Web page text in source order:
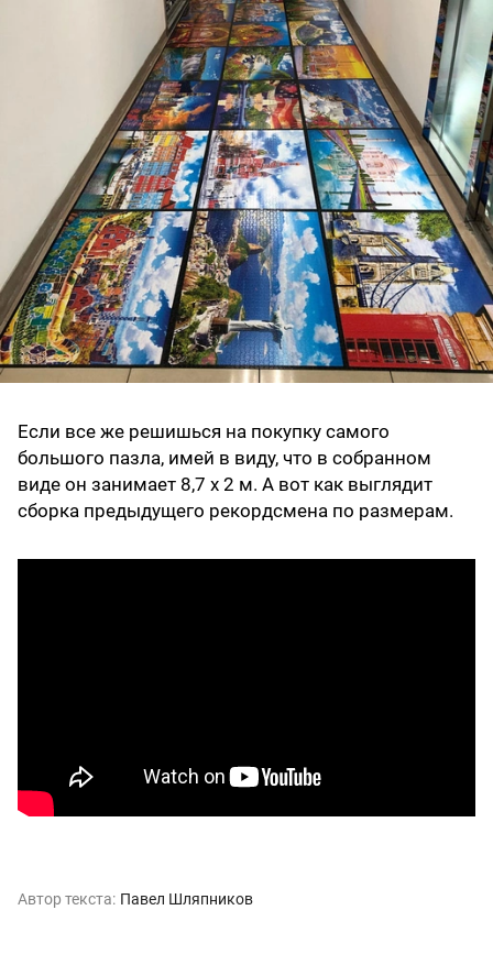
Если все же решишься на покупку самого
большого пазла, имей в виду, что в собранном
виде он занимает 8,7 х 2 м. А вот как выглядит
сборка предыдущего рекордсмена по размерам.
Автор текста: Павел Шляпников